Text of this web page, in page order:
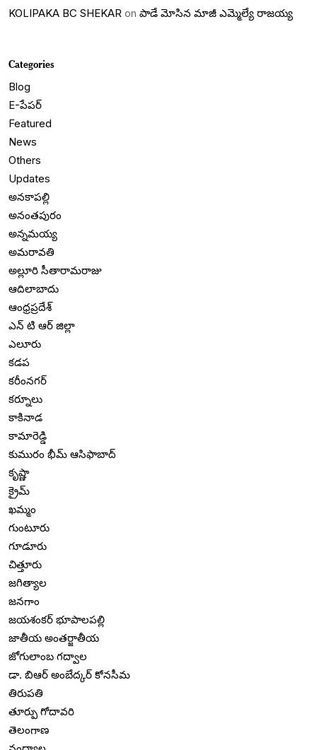
KOLIPAKA BC SHEKAR on పాడే మోసిన మాజీ ఎమ్మెల్యే రాజయ్య
Categories
Blog
E-పేపర్
Featured
News
Others
Updates
అనకాపల్లి
అనంతపురం
అన్నమయ్య
అమరావతి
అల్లూరి సీతారామరాజు
ఆదిలాబాదు
ఆంధ్రప్రదేశ్
ఎన్ టి ఆర్ జిల్లా
ఎలూరు
కడప
కరీంనగర్
కర్నూలు
కాకినాడ
కామారెడ్డి
కుమురం భీమ్ ఆసిఫాబాద్
కృష్ణా
క్రైమ్
ఖమ్మం
గుంటూరు
గూడూరు
చిత్తూరు
జగిత్యాల
జనగాం
జయశంకర్ భూపాలపల్లి
జాతీయ అంతర్జాతీయ
జోగులాంబ గద్వాల
డా. బిఆర్ అంబేద్కర్ కోనసీమ
తిరుపతి
తూర్పు గోదావరి
తెలంగాణ